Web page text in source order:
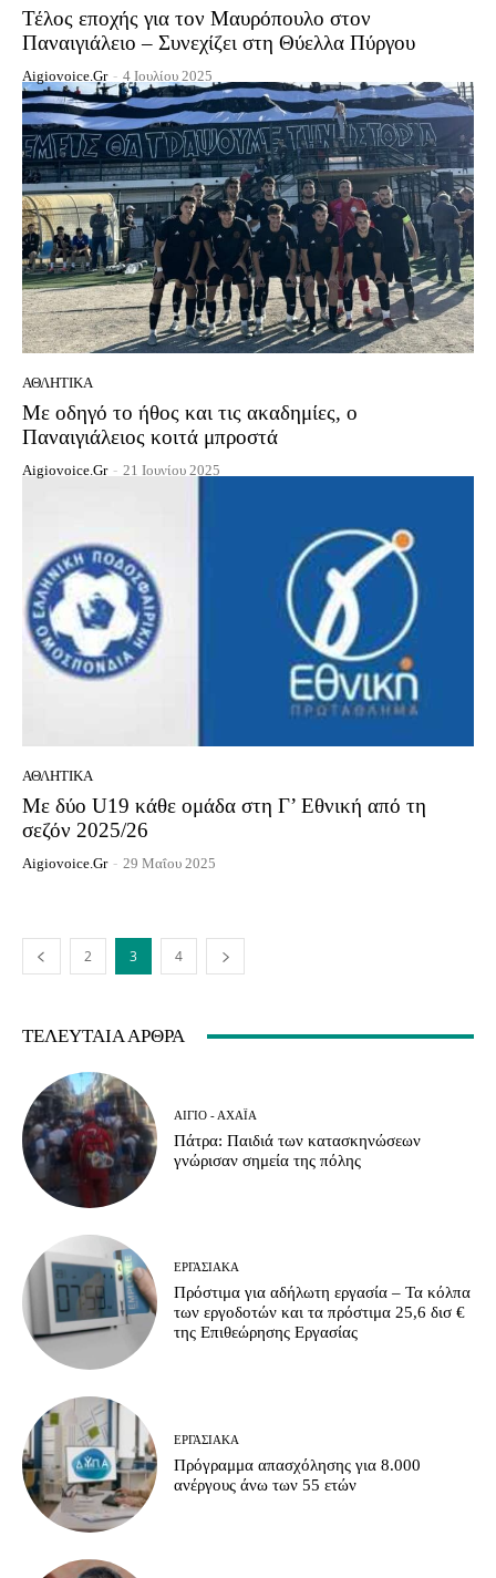
Τέλος εποχής για τον Μαυρόπουλο στον
Παναιγιάλειο – Συνεχίζει στη Θύελλα Πύργου
Aigiovoice.gr - 4 Ιουλίου 2025
ΑΘΛΗΤΙΚΆ
Με οδηγό το ήθος και τις ακαδημίες, ο
Παναιγιάλειος κοιτά μπροστά
Aigiovoice.gr - 21 Ιουνίου 2025
ΑΘΛΗΤΙΚΆ
Με δύο U19 κάθε ομάδα στη Γ’ Εθνική από τη
σεζόν 2025/26
Aigiovoice.gr - 29 Μαΐου 2025
2 3 4
ΤΕΛΕΥΤΑΊΑ ΆΡΘΡΑ
ΑΊΓΙΟ - ΑΧΑΪ́Α
Πάτρα: Παιδιά των κατασκηνώσεων
γνώρισαν σημεία της πόλης
ΕΡΓΑΣΙΑΚΆ
Πρόστιμα για αδήλωτη εργασία – Τα κόλπα
των εργοδοτών και τα πρόστιμα 25,6 δισ €
της Επιθεώρησης Εργασίας
ΕΡΓΑΣΙΑΚΆ
Πρόγραμμα απασχόλησης για 8.000
ανέργους άνω των 55 ετών